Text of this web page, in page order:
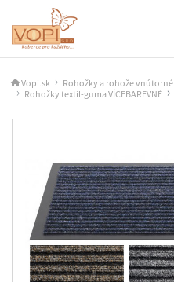
Vopi.sk Rohožky a rohože vnútorné
Rohožky textil-guma VÍCEBAREVNÉ